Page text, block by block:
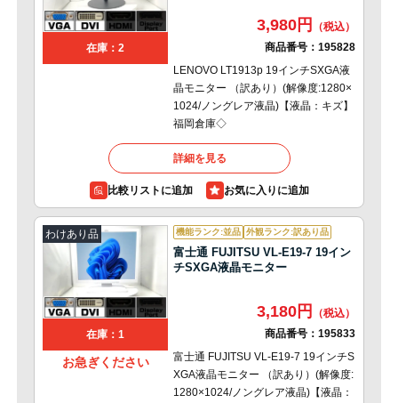
在庫：2
3,980円
商品番号： 195828
LENOVO LT1913p 19インチSXGA液
晶モニター （訳あり）(解像度:1280×
1024/ノングレア液晶)【液晶：キズ】
福岡倉庫◇
詳細を見る
比較リストに追加
わけあり品
在庫：1
お急ぎください
機能ランク:並品 外観ランク:訳あり品
富士通 FUJITSU VL-E19-7 19イン
チSXGA液晶モニター
3,180円
商品番号： 195833
富士通 FUJITSU VL-E19-7 19インチS
XGA液晶モニター （訳あり）(解像度:
1280×1024/ノングレア液晶)【液晶：